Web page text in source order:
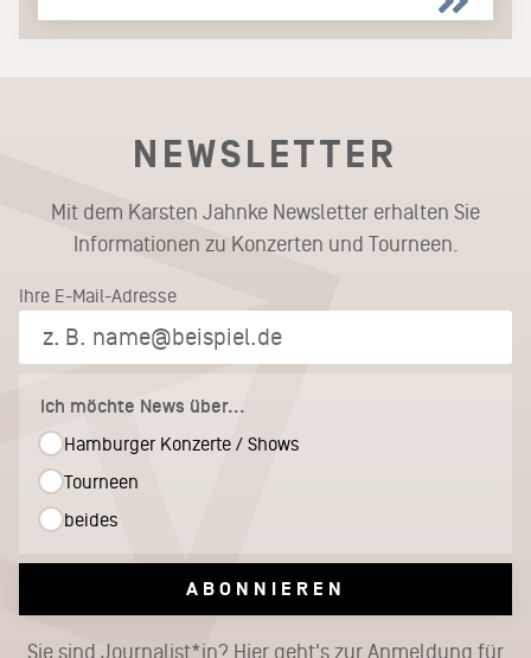
NEWSLETTER
Mit dem Karsten Jahnke Newsletter erhalten Sie
Informationen zu Konzerten und Tourneen.
Ihre E-Mail-Adresse
Ich möchte News über...
Hamburger Konzerte / Shows
Tourneen
beides
ABONNIEREN
Sie sind Journalist*in? Hier geht's zur Anmeldung für